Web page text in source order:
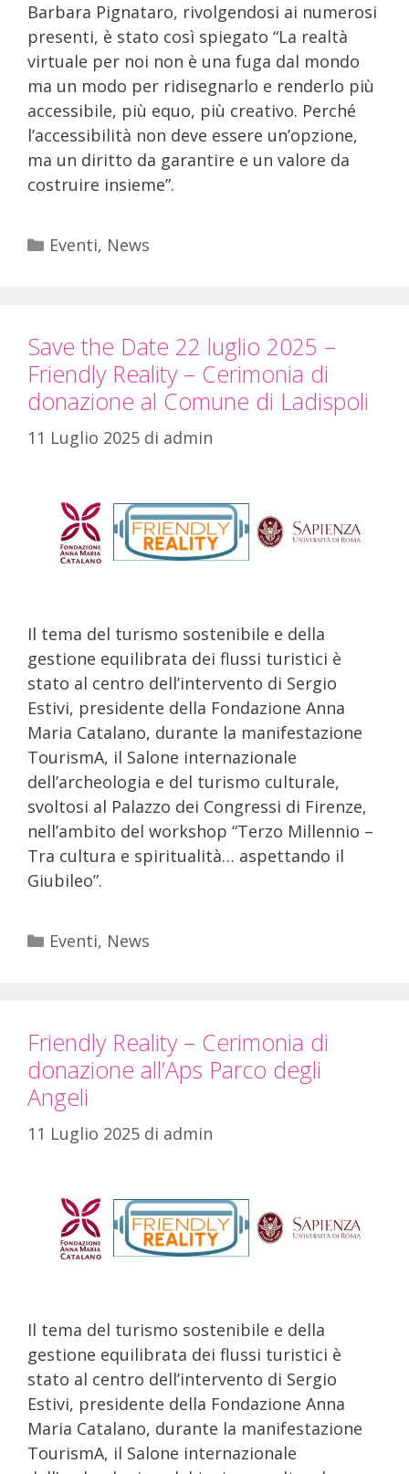
Barbara Pignataro, rivolgendosi ai numerosi
presenti, è stato così spiegato “La realtà
virtuale per noi non è una fuga dal mondo
ma un modo per ridisegnarlo e renderlo più
accessibile, più equo, più creativo. Perché
l’accessibilità non deve essere un’opzione,
ma un diritto da garantire e un valore da
costruire insieme”.
Eventi, News
Save the Date 22 luglio 2025 –
Friendly Reality – Cerimonia di
donazione al Comune di Ladispoli
11 Luglio 2025 di admin
Il tema del turismo sostenibile e della
gestione equilibrata dei flussi turistici è
stato al centro dell’intervento di Sergio
Estivi, presidente della Fondazione Anna
Maria Catalano, durante la manifestazione
TourismA, il Salone internazionale
dell’archeologia e del turismo culturale,
svoltosi al Palazzo dei Congressi di Firenze,
nell’ambito del workshop “Terzo Millennio –
Tra cultura e spiritualità… aspettando il
Giubileo”.
Eventi, News
Friendly Reality – Cerimonia di
donazione all’Aps Parco degli
Angeli
11 Luglio 2025 di admin
Il tema del turismo sostenibile e della
gestione equilibrata dei flussi turistici è
stato al centro dell’intervento di Sergio
Estivi, presidente della Fondazione Anna
Maria Catalano, durante la manifestazione
TourismA, il Salone internazionale